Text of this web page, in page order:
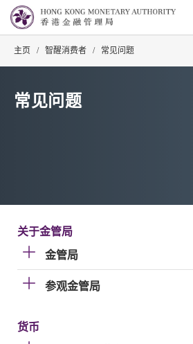
主页 / 智醒消费者 / 常见问题
常见问题
关于金管局
金管局
参观金管局
货币